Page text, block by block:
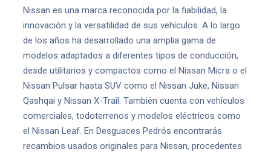
Nissan es una marca reconocida por la fiabilidad, la
innovación y la versatilidad de sus vehículos. A lo largo
de los años ha desarrollado una amplia gama de
modelos adaptados a diferentes tipos de conducción,
desde utilitarios y compactos como el Nissan Micra o el
Nissan Pulsar hasta SUV como el Nissan Juke, Nissan
Qashqai y Nissan X-Trail. También cuenta con vehículos
comerciales, todoterrenos y modelos eléctricos como
el Nissan Leaf. En Desguaces Pedrós encontrarás
recambios usados originales para Nissan, procedentes